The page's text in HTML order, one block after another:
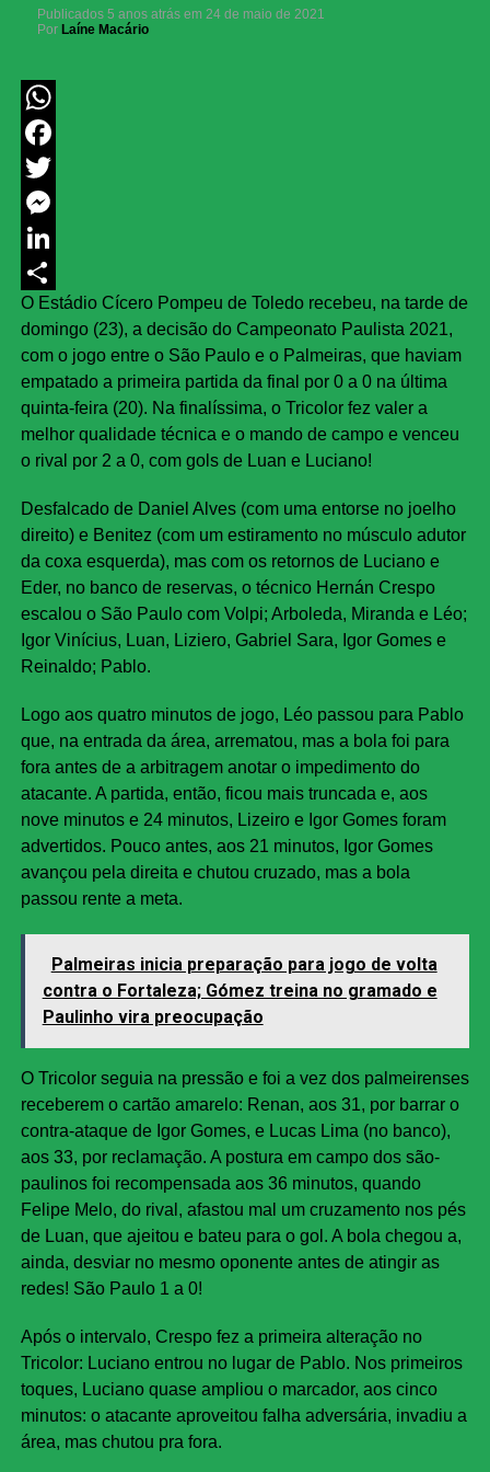
Publicados 5 anos atrás em 24 de maio de 2021
Por Laíne Macário
WhatsApp
Facebook
Twitter
Messenger
LinkedIn
Share
O Estádio Cícero Pompeu de Toledo recebeu, na tarde de
domingo (23), a decisão do Campeonato Paulista 2021,
com o jogo entre o São Paulo e o Palmeiras, que haviam
empatado a primeira partida da final por 0 a 0 na última
quinta-feira (20). Na finalíssima, o Tricolor fez valer a
melhor qualidade técnica e o mando de campo e venceu
o rival por 2 a 0, com gols de Luan e Luciano!
Desfalcado de Daniel Alves (com uma entorse no joelho
direito) e Benitez (com um estiramento no músculo adutor
da coxa esquerda), mas com os retornos de Luciano e
Eder, no banco de reservas, o técnico Hernán Crespo
escalou o São Paulo com Volpi; Arboleda, Miranda e Léo;
Igor Vinícius, Luan, Liziero, Gabriel Sara, Igor Gomes e
Reinaldo; Pablo.
Logo aos quatro minutos de jogo, Léo passou para Pablo
que, na entrada da área, arrematou, mas a bola foi para
fora antes de a arbitragem anotar o impedimento do
atacante. A partida, então, ficou mais truncada e, aos
nove minutos e 24 minutos, Lizeiro e Igor Gomes foram
advertidos. Pouco antes, aos 21 minutos, Igor Gomes
avançou pela direita e chutou cruzado, mas a bola
passou rente a meta.
Palmeiras inicia preparação para jogo de volta
contra o Fortaleza; Gómez treina no gramado e
Paulinho vira preocupação
O Tricolor seguia na pressão e foi a vez dos palmeirenses
receberem o cartão amarelo: Renan, aos 31, por barrar o
contra-ataque de Igor Gomes, e Lucas Lima (no banco),
aos 33, por reclamação. A postura em campo dos são-
paulinos foi recompensada aos 36 minutos, quando
Felipe Melo, do rival, afastou mal um cruzamento nos pés
de Luan, que ajeitou e bateu para o gol. A bola chegou a,
ainda, desviar no mesmo oponente antes de atingir as
redes! São Paulo 1 a 0!
Após o intervalo, Crespo fez a primeira alteração no
Tricolor: Luciano entrou no lugar de Pablo. Nos primeiros
toques, Luciano quase ampliou o marcador, aos cinco
minutos: o atacante aproveitou falha adversária, invadiu a
área, mas chutou pra fora.